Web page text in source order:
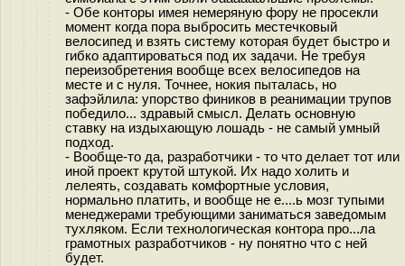
- Обе конторы имея немеряную фору не просекли
момент когда пора выбросить местечковый
велосипед и взять систему которая будет быстро и
гибко адаптироваться под их задачи. Не требуя
переизобретения вообще всех велосипедов на
месте и с нуля. Точнее, нокия пыталась, но
зафэйлила: упорство фиников в реанимации трупов
победило... здравый смысл. Делать основную
ставку на издыхающую лошадь - не самый умный
подход.
- Вообще-то да, разработчики - то что делает тот или
иной проект крутой штукой. Их надо холить и
лелеять, создавать комфортные условия,
нормально платить, и вообще не е....ь мозг тупыми
менеджерами требующими заниматься заведомым
тухляком. Если технологическая контора про...ла
грамотных разработчиков - ну понятно что с ней
будет.